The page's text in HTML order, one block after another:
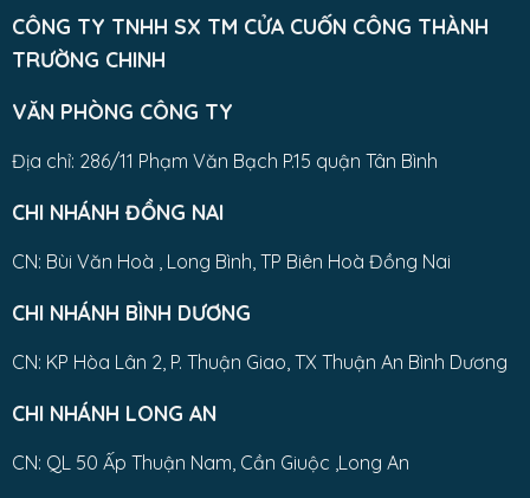
CÔNG TY TNHH SX TM CỬA CUỐN CÔNG THÀNH
TRƯỜNG CHINH
VĂN PHÒNG CÔNG TY
Địa chỉ: 286/11 Phạm Văn Bạch P.15 quận Tân Bình
CHI NHÁNH ĐỒNG NAI
CN: Bùi Văn Hoà , Long Bình, TP Biên Hoà Đồng Nai
CHI NHÁNH BÌNH DƯƠNG
CN: KP Hòa Lân 2, P. Thuận Giao, TX Thuận An Bình Dương
CHI NHÁNH LONG AN
CN: QL 50 Ấp Thuận Nam, Cần Giuộc ,Long An